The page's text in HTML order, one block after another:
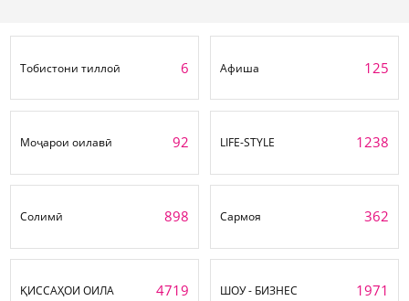
Тобистони тиллоӣ 6 Афиша 125
Моҷарои оилавӣ 92 LIFE-STYLE 1238
Солимӣ 898 Сармоя 362
ҚИССАҲОИ ОИЛА 4719 ШОУ - БИЗНЕС 1971